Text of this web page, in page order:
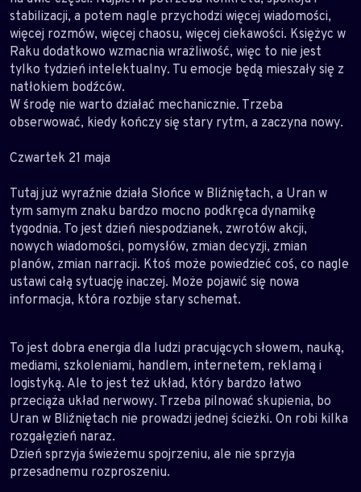
stabilizacji, a potem nagle przychodzi więcej wiadomości,
więcej rozmów, więcej chaosu, więcej ciekawości. Księżyc w
Raku dodatkowo wzmacnia wrażliwość, więc to nie jest
tylko tydzień intelektualny. Tu emocje będą mieszały się z
natłokiem bodźców.
W środę nie warto działać mechanicznie. Trzeba
obserwować, kiedy kończy się stary rytm, a zaczyna nowy.
Czwartek 21 maja
Tutaj już wyraźnie działa Słońce w Bliźniętach, a Uran w
tym samym znaku bardzo mocno podkręca dynamikę
tygodnia. To jest dzień niespodzianek, zwrotów akcji,
nowych wiadomości, pomysłów, zmian decyzji, zmian
planów, zmian narracji. Ktoś może powiedzieć coś, co nagle
ustawi całą sytuację inaczej. Może pojawić się nowa
informacja, która rozbije stary schemat.
To jest dobra energia dla ludzi pracujących słowem, nauką,
mediami, szkoleniami, handlem, internetem, reklamą i
logistyką. Ale to jest też układ, który bardzo łatwo
przeciąża układ nerwowy. Trzeba pilnować skupienia, bo
Uran w Bliźniętach nie prowadzi jednej ścieżki. On robi kilka
rozgałęzień naraz.
Dzień sprzyja świeżemu spojrzeniu, ale nie sprzyja
przesadnemu rozproszeniu.